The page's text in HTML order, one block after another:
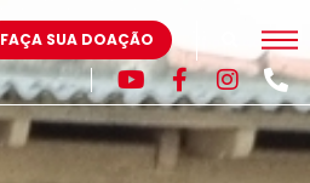
FAÇA SUA DOAÇÃO